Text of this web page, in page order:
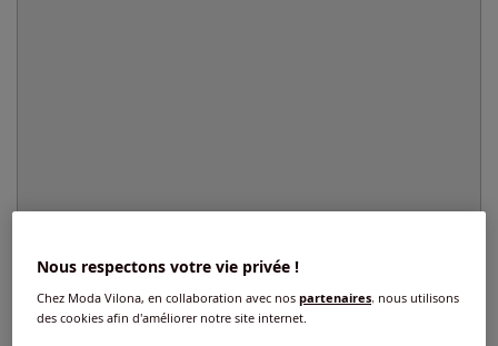
Nous respectons votre vie privée !
Chez Moda Vilona, en collaboration avec nospartenaires, nous utilisons
des cookies afin d'améliorer notre site internet.